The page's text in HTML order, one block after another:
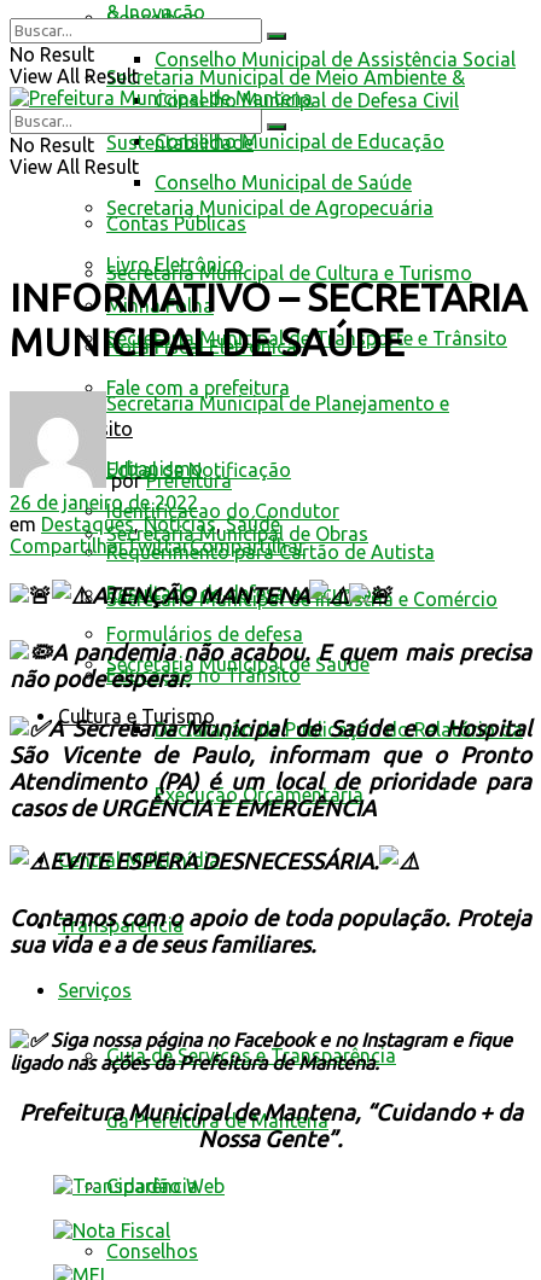
Conselhos
Conselho Municipal de Assistência Social
Conselho Municipal de Defesa Civil
Conselho Municipal de Educação
Conselho Municipal de Saúde
Contas Públicas
Livro Eletrônico
Minha Folha
Nota Fiscal Eletrônica
Fale com a prefeitura
Trânsito
Edital de Notificação
Identificacao do Condutor
Requerimento para Cartão de Autista
Resultado de defesa e recursos
Formulários de defesa
Educação no Trânsito
Cultura e Turismo
& Inovação
Secretaria Municipal de Meio Ambiente &
Sustentabilidade
Secretaria Municipal de Agropecuária
Secretaria Municipal de Cultura e Turismo
Secretaria Municipal de Transporte e Trânsito
Secretaria Municipal de Planejamento e
Urbanismo
Secretaria Municipal de Obras
Secretaria Municipal de Indústria e Comércio
Secretaria Municipal de Saúde
Declaração de Publicação do Relatório da
Execução Orçamentária
Central Multimídia
Transparência
Serviços
Guia de Serviços e Transparência
da Prefeitura de Mantena
Cidadão Web
Conselhos
No Result
View All Result
No Result
View All Result
INFORMATIVO – SECRETARIA
MUNICIPAL DE SAÚDE
por Prefeitura
26 de janeiro de 2022
em Destaques,Notícias,Saúde
CompartilharTwittarCompartilhar
ATENÇÃO MANTENA
A pandemia não acabou. E quem mais precisa
não pode esperar.
A Secretaria Municipal de Saúde e o Hospital
São Vicente de Paulo, informam que o Pronto
Atendimento (PA) é um local de prioridade para
casos de URGÊNCIA E EMERGÊNCIA
EVITE ESPERA DESNECESSÁRIA.
Contamos com o apoio de toda população. Proteja
sua vida e a de seus familiares.
Siga nossa página no Facebook e no Instagram e fique
ligado nas ações da Prefeitura de Mantena.
Prefeitura Municipal de Mantena, “Cuidando + da
Nossa Gente”.